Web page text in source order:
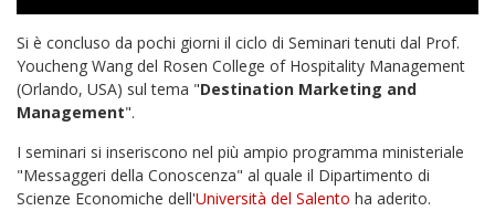
Si è concluso da pochi giorni il ciclo di Seminari tenuti dal Prof.
Youcheng Wang del Rosen College of Hospitality Management
(Orlando, USA) sul tema "Destination Marketing and
Management".
I seminari si inseriscono nel più ampio programma ministeriale
"Messaggeri della Conoscenza" al quale il Dipartimento di
Scienze Economiche dell'Università del Salento ha aderito.